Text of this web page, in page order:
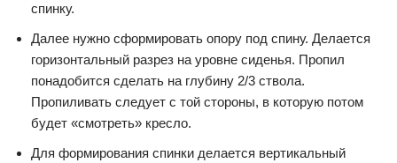
спинку.
Далее нужно сформировать опору под спину. Делается
горизонтальный разрез на уровне сиденья. Пропил
понадобится сделать на глубину 2/3 ствола.
Пропиливать следует с той стороны, в которую потом
будет «смотреть» кресло.
Для формирования спинки делается вертикальный